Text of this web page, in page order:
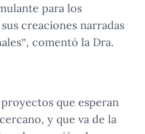
para los
creaciones narradas
comentó la Dra.
que esperan
y que va de la